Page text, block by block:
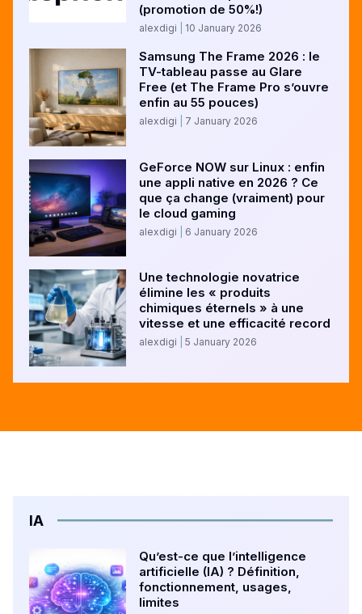
(promotion de 50%!)
alexdigi 10 January 2026
Samsung The Frame 2026 : le
TV-tableau passe au Glare
Free (et The Frame Pro s’ouvre
enfin au 55 pouces)
alexdigi 7 January 2026
GeForce NOW sur Linux : enfin
une appli native en 2026 ? Ce
que ça change (vraiment) pour
le cloud gaming
alexdigi 6 January 2026
Une technologie novatrice
élimine les « produits
chimiques éternels » à une
vitesse et une efficacité record
alexdigi 5 January 2026
IA
Qu’est-ce que l’intelligence
artificielle (IA) ? Définition,
fonctionnement, usages,
limites